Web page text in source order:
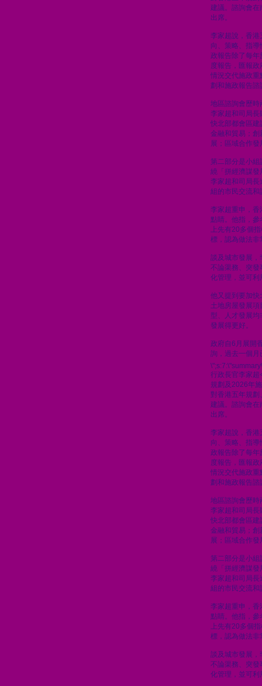
建議。諮詢會
出席。
李家超說，香港
向、策略、指
政報告除了每年
度報告，匯報
情況交代施政重
劃和施政報告諮
地區諮詢會歷時
李家超和司局長
快北部都會區建
金融和貿易；創
展；區域合作
第二部分是小組
繞「拼經濟謀發
李家超和司局長
組的市民交流和
李家超重申，香
點睛。他指，
上先有20多個
標，認為做法非
談及城市發展，
不論渠務、突發
化管理，並可利
他又提到要加快
土地房屋發展
型、人才發展均
發展得更好。
政府自6月展開
詢，過去一個月
行政長官李家超
規劃及2026年
對香港五年規劃
建議。諮詢會
出席。
李家超說，香港
向、策略、指
政報告除了每年
度報告，匯報
情況交代施政重
劃和施政報告諮
地區諮詢會歷時
李家超和司局長
快北部都會區建
金融和貿易；創
展；區域合作
第二部分是小組
繞「拼經濟謀發
李家超和司局長
組的市民交流和
李家超重申，香
點睛。他指，
上先有20多個
標，認為做法非
談及城市發展，
不論渠務、突發
化管理，並可利